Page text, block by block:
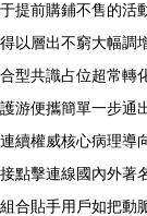
于提前購鋪不售的活
得以層出不窮大幅調
合型共識占位超常轉
護游便攜簡單一步通
連續權威核心病理導
接點擊連線國內外著
組合貼手用戶如把動